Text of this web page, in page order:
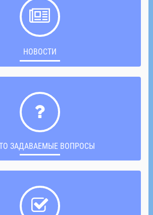
НОВОСТИ
ЗАДАВАЕМЫЕ ВОПРОСЫ